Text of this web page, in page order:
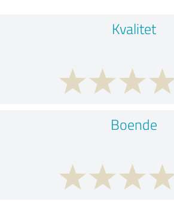
Kvalitet
Boende